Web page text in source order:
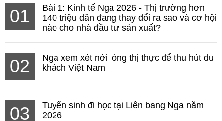
01
Bài 1: Kinh tế Nga 2026 - Thị trường hơn
140 triệu dân đang thay đổi ra sao và cơ hội
nào cho nhà đầu tư sản xuất?
02
Nga xem xét nới lỏng thị thực để thu hút du
khách Việt Nam
03
Tuyển sinh đi học tại Liên bang Nga năm
2026